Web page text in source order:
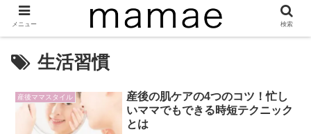
生活習慣
産後ママスタイル
産後の肌ケアの4つのコツ！忙し
いママでもできる時短テクニック
とは
メニュー 検索